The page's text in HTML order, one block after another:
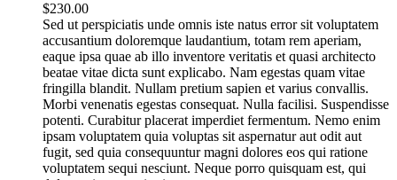
$230.00
Sed ut perspiciatis unde omnis iste natus error sit voluptatem
accusantium doloremque laudantium, totam rem aperiam,
eaque ipsa quae ab illo inventore veritatis et quasi architecto
beatae vitae dicta sunt explicabo. Nam egestas quam vitae
fringilla blandit. Nullam pretium sapien et varius convallis.
Morbi venenatis egestas consequat. Nulla facilisi. Suspendisse
potenti. Curabitur placerat imperdiet fermentum. Nemo enim
ipsam voluptatem quia voluptas sit aspernatur aut odit aut
fugit, sed quia consequuntur magni dolores eos qui ratione
voluptatem sequi nesciunt. Neque porro quisquam est, qui